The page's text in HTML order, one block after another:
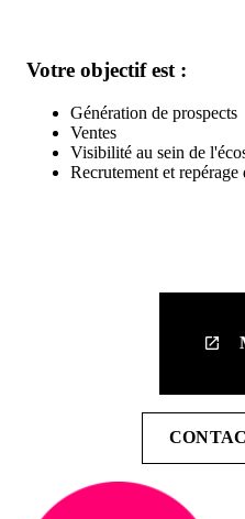
Votre objectif est :
Génération de prospects
Ventes
Visibilité au sein de
Recrutement et repérage
launch